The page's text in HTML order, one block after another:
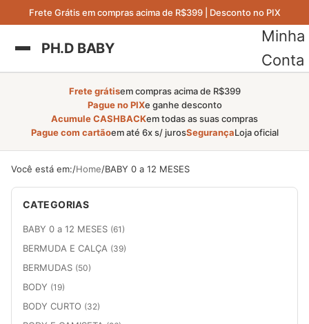
Frete Grátis em compras acima de R$399 | Desconto no PIX
PH.D BABY
Minha
Conta
Frete grátisem compras acima de R$399
Pague no PIXe ganhe desconto
Acumule CASHBACKem todas as suas compras
Pague com cartãoem até 6x s/ jurosSegurançaLoja oficial
Você está em: Home BABY 0 a 12 MESES
CATEGORIAS
BABY 0 a 12 MESES (61)
BERMUDA E CALÇA (39)
BERMUDAS (50)
BODY (19)
BODY CURTO (32)